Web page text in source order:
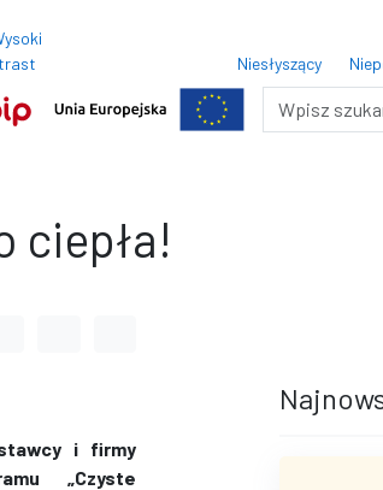
Normalny rozmiar czcionki
Rozmiar czcionki 150%
Rozmiar czcionki 200%
Niesłyszący
Wyszukiwarka
ciepła!
i firmy
„Czyste